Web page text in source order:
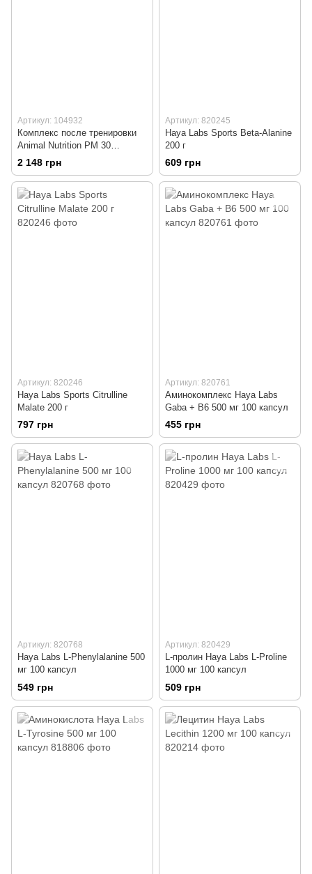
Артикул: 104932
Комплекс после тренировки
Animal Nutrition PM 30
пакетиков
2 148 грн
Артикул: 820245
Haya Labs Sports Beta-Alanine
200 г
609 грн
Артикул: 820246
Haya Labs Sports Citrulline
Malate 200 г
797 грн
Артикул: 820761
Аминокомплекс Haya Labs
Gaba + B6 500 мг 100 капсул
455 грн
Артикул: 820768
Haya Labs L-Phenylalanine 500
мг 100 капсул
549 грн
Артикул: 820429
L-пролин Haya Labs L-Proline
1000 мг 100 капсул
509 грн